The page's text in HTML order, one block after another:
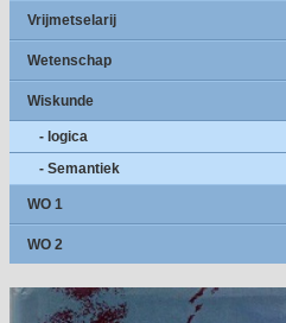
Vrijmetselarij
Wetenschap
Wiskunde
- logica
- Semantiek
WO 1
WO 2